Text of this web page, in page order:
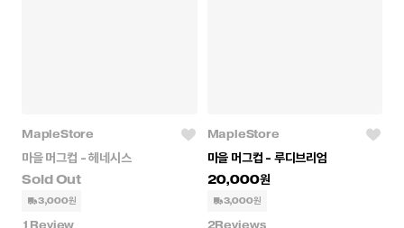
MapleStore
마을 머그컵 - 헤네시스
3,000원
Review
1
MapleStore
마을 머그컵 - 루디브리엄
20,000
3,000원
Reviews
2